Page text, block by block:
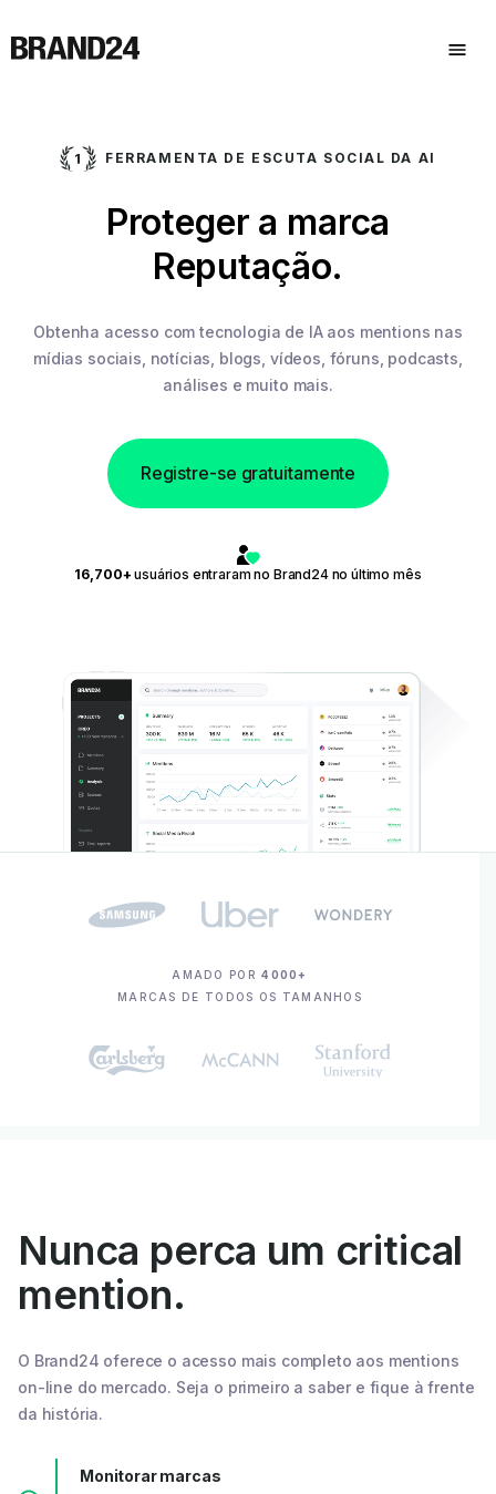
FERRAMENTA DE ESCUTA SOCIAL DA AI
Proteger a marca
Reputação.
Obtenha acesso com tecnologia de IA aos mentions nas
mídias sociais, notícias, blogs, vídeos, fóruns, podcasts,
análises e muito mais.
Registre-se gratuitamente
16,700+usuários entraram no Brand24 no último mês
AMADO POR4000+
MARCAS DE TODOS OS TAMANHOS
Nunca perca um critical
mention.
O Brand24 oferece o acesso mais completo aos mentions
on-line do mercado. Seja o primeiro a saber e fique à frente
da história.
Monitorar marcas